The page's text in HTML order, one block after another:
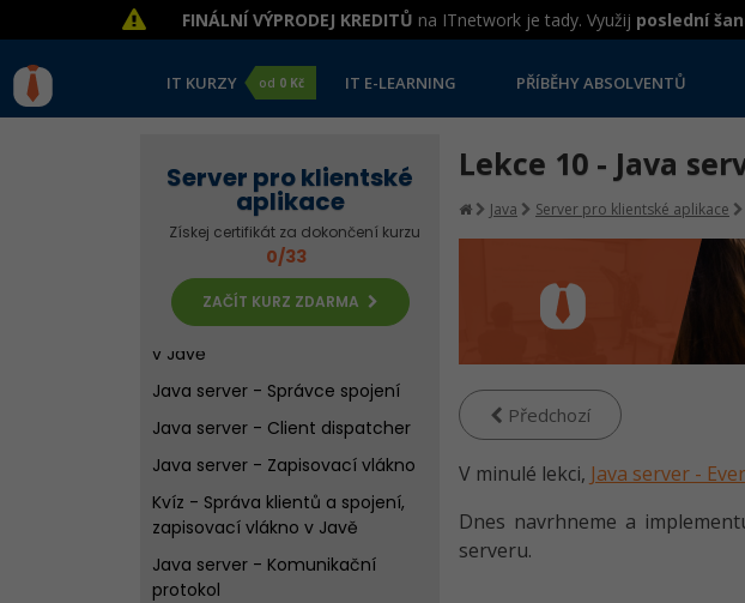
FINÁLNÍ VÝPRODEJ KREDITŮ na ITnetwork je tady. Využij poslední
IT KURZY od 0 Kč IT E-LEARNING PŘÍBĚHY ABSOLVENTŮ
Server pro klientské
aplikace
Získej certifikát za dokončení kurzu
0/33
ZAČÍT KURZ ZDARMA
Java server - Úvod
Java server - Google Guice
Java server - Vlákno serveru
Kvíz - Parametry serveru, vlákna
a Google Guice
Řešené úlohy k 1.-4. lekci Server
v Javě
Java server - Správce spojení
Java server - Client dispatcher
Java server - Zapisovací vlákno
Kvíz - Správa klientů a spojení,
zapisovací vlákno v Javě
Java server - Komunikační
protokol
Lekce 10 - Java
Java Server pro klientské aplikace
Předchozí
V minulé lekci, Java server -
Dnes navrhneme a
serveru.